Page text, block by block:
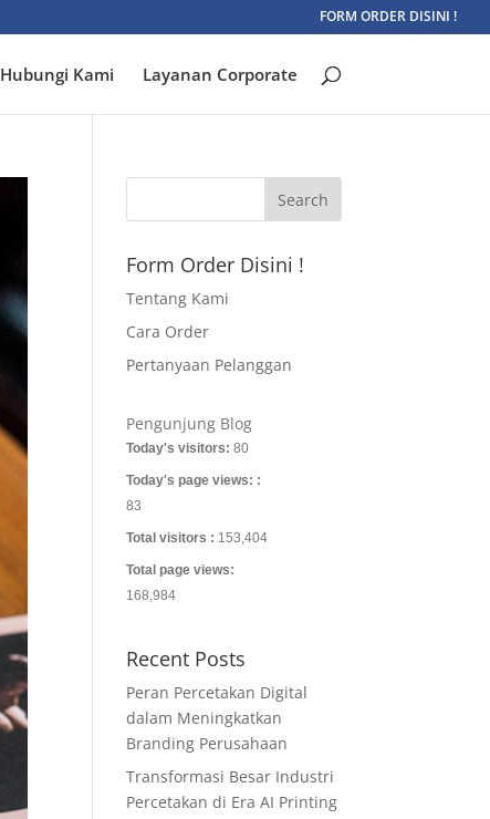
FORM ORDER DISINI !
Hubungi Kami Layanan Corporate
Form Order Disini !
Tentang Kami
Cara Order
Pertanyaan Pelanggan
Pengunjung Blog
Today's visitors:80
Today's page views: :
83
Total visitors : 153,404
Total page views:
168,984
Recent Posts
Peran Percetakan Digital
dalam Meningkatkan
Branding Perusahaan
Transformasi Besar Industri
Percetakan di Era AI Printing